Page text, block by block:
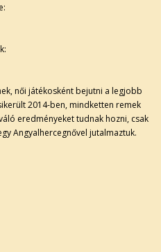
női játékosként bejutni a legjobb
2014-ben, mindketten remek
eredményeket tudnak hozni, csak
Angyalhercegnővel jutalmaztuk.